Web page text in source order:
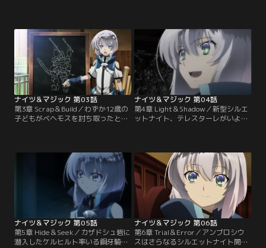
ロボットだぁ！」目の前に現れたシ
ルエットナイトに心を奪われた彼
は、ナイトランナーを目指して騎操
士学園に入学。持ち前の知識とプロ
グラマーの才能を活かし、学園中
に…。
ているかのようだった。エルの予感
は的中し、やがて強大な魔獣ベヘモ
スが現れる。ベヘモスのような師団
級魔獣の出現は建国以来300年ぶ
り。ヤントゥネン騎士団を総動員し
ても…。
ナイツ＆マジック 第03話
第3章 Scrap＆Build／わずか12歳の
子どもがベヘモスを討ち取ったとい
千載一遇のチャンスととらえ、シル
エットナイトの心臓部エーテルリア
クタの製法に関する知識を願い出
る。国家機密を要求するという事態
に動揺する重鎮たち。だがアンブロ
シウスはエルの…。
ナイツ＆マジック 第04話
第4章 Light＆Shadow／新型シルエ
ットナイト、テレスターレがいよい
ドシュ砦にテレスターレを搬送し、
自ら性能を確かめようというのだ。
道中、魔獣シェイカーワームの襲撃
に遭い、予期せず実戦を経験したテ
レスターレだったが…。
ナイツ＆マジック 第05話
第5章 Hide＆Seek／カザドシュ砦に
潜入したケルヒルト率いる銅牙騎士
ナイツ＆マジック 第06話
第6章 Trial＆Error／アンブロシウ
スはさらなるシルエットナイト開発